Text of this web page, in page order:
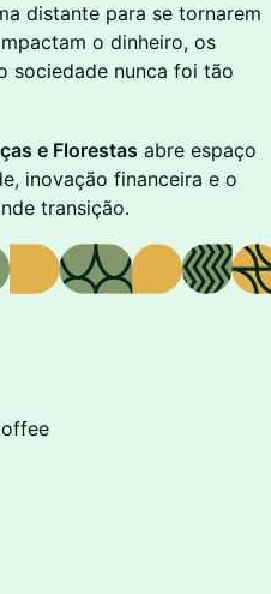
distante para se tornarem
o dinheiro, os
sociedade nunca foi tão
e Florestas abre espaço
inovação financeira e o
transição.